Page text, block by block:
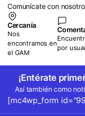
Comunícate con
Cercanía
Nos
encontramos en
el GAM
por
¡Entérate
Así también como
[mc4wp_form